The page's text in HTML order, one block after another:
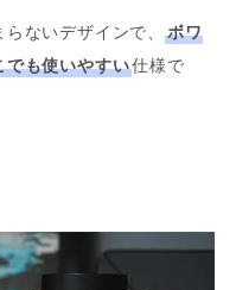
らないデザインで、ボワ
でも使いやすい仕様で